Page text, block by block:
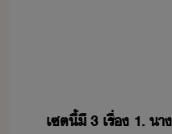
เซต​ี้​ี​ ​3​ ​เรื่​ ​1.​ ​า